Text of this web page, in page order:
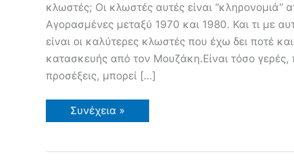
κλωστές; Οι κλωστές αυτές είναι “κληρονομιά”
Αγορασμένες μεταξύ 1970 και 1980. Και τι με
είναι οι καλύτερες κλωστές που έχω δει ποτέ
κατασκευής από τον Μουζάκη.Είναι τόσο γερές,
προσέξεις, μπορεί […]
Ελληνικές
Κλωστές
Ελλάδος
Συνέχεια »